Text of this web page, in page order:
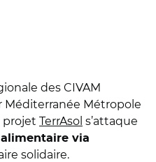
des CIVAM
Méditerranée Métropole
projet TerrAsol s’attaque
via
solidaire.